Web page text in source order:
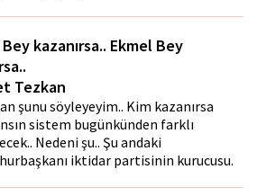
kazanırsa.. Ekmel Bey
Tezkan
şunu söyleyeyim.. Kim kazanırsa
sistem bugünkünden farklı
Nedeni şu.. Şu andaki
iktidar partisinin kurucusu.